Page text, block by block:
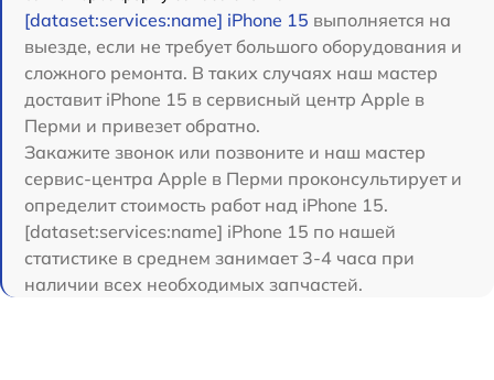
[dataset:services:name] iPhone 15 выполняется на
выезде, если не требует большого оборудования и
сложного ремонта. В таких случаях наш мастер
доставит iPhone 15 в сервисный центр Apple в
Перми и привезет обратно.
Закажите звонок или позвоните и наш мастер
сервис-центра Apple в Перми проконсультирует и
определит стоимость работ над iPhone 15.
[dataset:services:name] iPhone 15 по нашей
статистике в среднем занимает 3-4 часа при
наличии всех необходимых запчастей.